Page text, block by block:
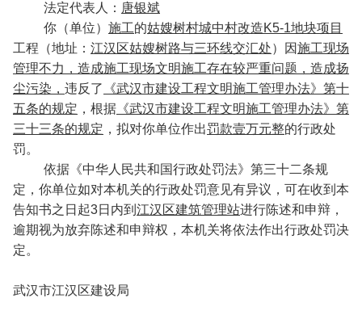
法定代表人： 唐银斌
你（单位） 施工的姑嫂树村城中村改造K5-1地块项目
工程 （地址： 江汉区姑嫂树路与三环线交汇处）因施工现场
管理不力，造成施工现场文明施工存在较严重问题，造成扬
尘污染， 违反了
《武汉市建设工程文明施工管理办法》第十
五条的规定 ，根据 《武汉市建设工程文明施工管理办法》第
三十三条的规定 ，拟对你单位作出罚款壹万元整的行政处
罚。
依据《中华人民共和国行政处罚法》第三十二条规
定，你单位如对本机关的行政处罚意见有异议，可在收到本
告知书之日起3日内到 江汉区建筑管理站进行陈述和申辩，
逾期视为放弃陈述和申辩权，本机关将依法作出行政处罚决
定。
武汉市江汉区建设局